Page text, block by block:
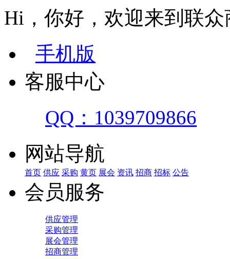
Hi，你好，欢迎来到联众
手机版
客服中心
QQ：1039709866
网站导航
首页 供应 采购 黄页 展会 资讯 招商 招标 公告
会员服务
供应管理
采购管理
展会管理
招商管理